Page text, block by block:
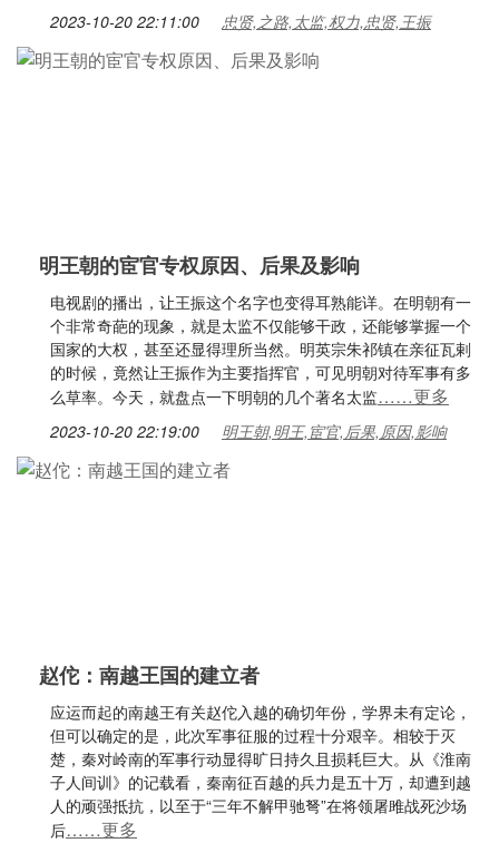
2023-10-20 22:11:00 忠贤,之路,太监,权力,忠贤,王振
明王朝的宦官专权原因、后果及影响
电视剧的播出，让王振这个名字也变得耳熟能详。在明朝有一
个非常奇葩的现象，就是太监不仅能够干政，还能够掌握一个
国家的大权，甚至还显得理所当然。明英宗朱祁镇在亲征瓦剌
的时候，竟然让王振作为主要指挥官，可见明朝对待军事有多
么草率。今天，就盘点一下明朝的几个著名太监……更多
2023-10-20 22:19:00 明王朝,明王,宦官,后果,原因,影响
赵佗：南越王国的建立者
应运而起的南越王有关赵佗入越的确切年份，学界未有定论，
但可以确定的是，此次军事征服的过程十分艰辛。相较于灭
楚，秦对岭南的军事行动显得旷日持久且损耗巨大。从《淮南
子人间训》的记载看，秦南征百越的兵力是五十万，却遭到越
人的顽强抵抗，以至于“三年不解甲驰弩”在将领屠雎战死沙场
后……更多